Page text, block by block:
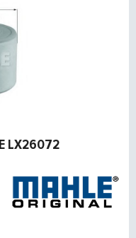
LX26072